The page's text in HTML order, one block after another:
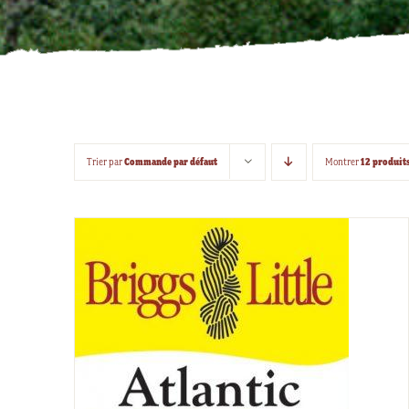
Trier parCommande par défaut Montrer12